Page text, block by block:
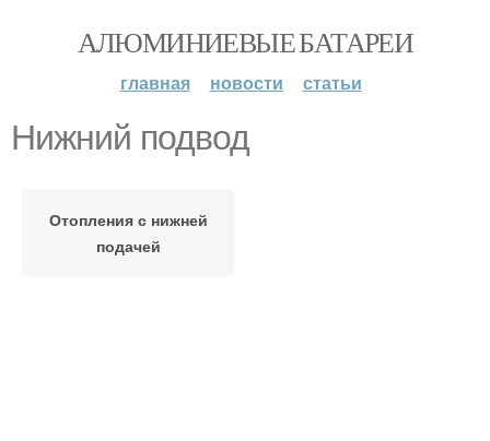
АЛЮМИНИЕВЫЕ БАТАРЕИ
главная новости статьи
Нижний подвод
Отопления с нижней
подачей